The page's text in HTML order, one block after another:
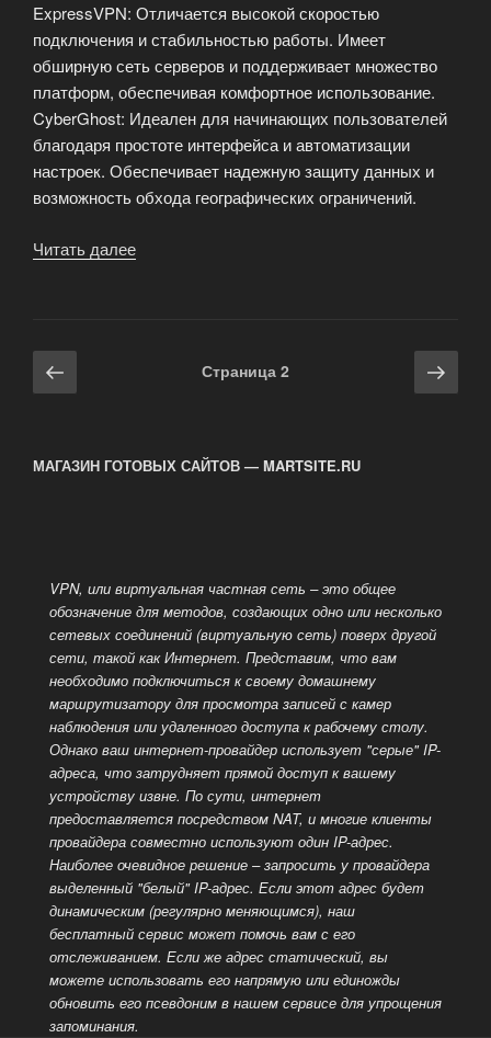
ExpressVPN: Отличается высокой скоростью
подключения и стабильностью работы. Имеет
обширную сеть серверов и поддерживает множество
платформ, обеспечивая комфортное использование.
CyberGhost: Идеален для начинающих пользователей
благодаря простоте интерфейса и автоматизации
настроек. Обеспечивает надежную защиту данных и
возможность обхода географических ограничений.
Читать далее
безопасного
Навигация
по
Предыдущая
страница
Страница 2
МАГАЗИН ГОТОВЫХ САЙТОВ — MARTSITE.RU
VPN, или виртуальная частная сеть – это общее
обозначение для методов, создающих одно или несколько
сетевых соединений (виртуальную сеть) поверх другой
сети, такой какИнтернет. Представим, что вам
необходимо подключиться к своему домашнему
маршрутизатору для просмотра записей с камер
наблюдения или удаленного доступа к рабочему столу.
Однако ваш интернет-провайдер использует "серые" IP-
адреса, что затрудняет прямой доступ к вашему
устройству извне. По сути, интернет
предоставляется посредством NAT, и многие клиенты
провайдера совместно используют один IP-адрес.
Наиболее очевидное решение – запросить у провайдера
выделенный "белый" IP-адрес. Если этот адрес будет
динамическим (регулярно меняющимся), наш
бесплатный сервис может помочь вам с его
отслеживанием. Если же адрес статический, вы
можете использовать его напрямую или единожды
обновить его псевдоним в нашем сервисе для упрощения
запоминания.